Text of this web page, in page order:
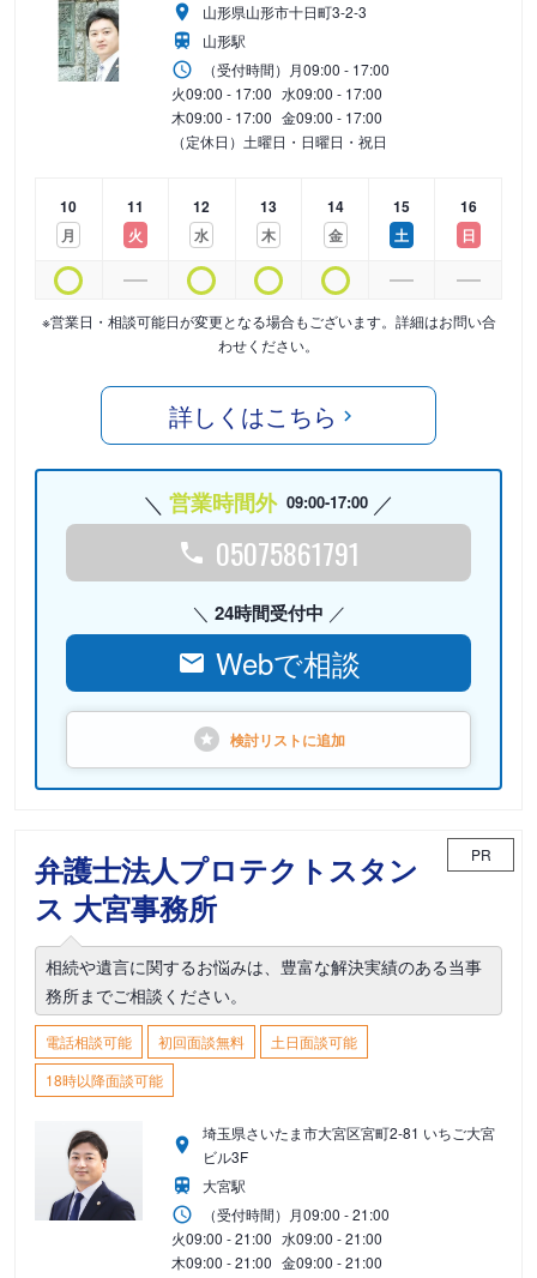
山形県山形市十日町3-2-3
山形駅
（受付時間） 月09:00 - 17:00
火09:00 - 17:00 水09:00 - 17:00
木09:00 - 17:00 金09:00 - 17:00
（定休日）土曜日・日曜日・祝日
10
月
11
火
12
水
13
木
14
金
15
土
16
日
※営業日・相談可能日が変更となる場合もございます。詳細はお問い合
わせください。
詳しくはこちら
営業時間外 09:00-17:00
05075861791
24時間受付中
Webで相談
検討リストに追加
弁護士法人プロテクトスタン
ス 大宮事務所
PR
相続や遺言に関するお悩みは、豊富な解決実績のある当事
務所までご相談ください。
電話相談可能 初回面談無料
土日面談可能
18時以降面談可能
埼玉県さいたま市大宮区宮町2-81 いちご大宮
ビル3F
大宮駅
（受付時間） 月09:00 - 21:00
火09:00 - 21:00 水09:00 - 21:00
木09:00 - 21:00 金09:00 - 21:00